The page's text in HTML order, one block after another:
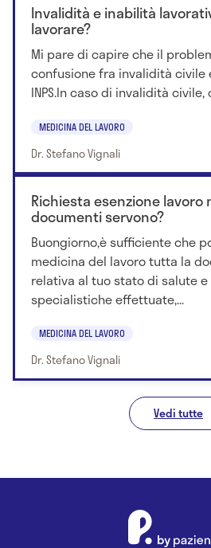
Invalidità e inabilità
lavorare?
Mi pare di capire che il
confusione fra invalidità civile
INPS.In caso di invalidità civile,
MEDICINA DEL LAVORO
Dr. Stefano Vignali
Richiesta esenzione
documenti servono?
Buongiorno,è sufficiente che
medicina del lavoro tutta la
relativa al tuo stato di salute
specialistiche effettuate,...
MEDICINA DEL LAVORO
Dr. Stefano Vignali
Vedi tutte